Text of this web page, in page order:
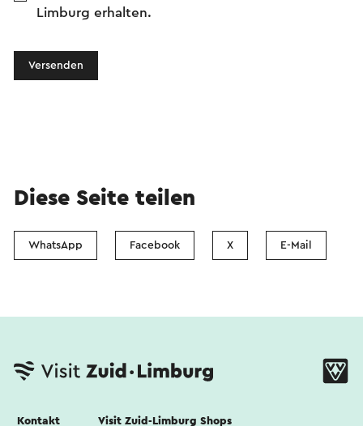
Limburg erhalten.
Versenden
Diese Seite teilen
WhatsApp Facebook X E-Mail
Kontakt Visit Zuid-Limburg Shops